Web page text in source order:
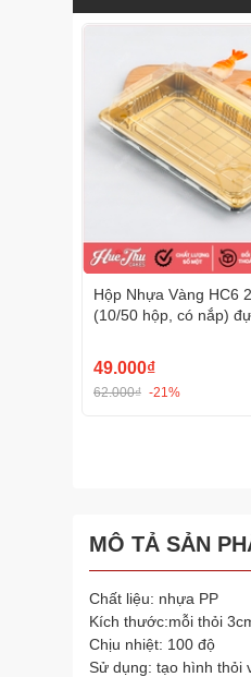
Hộp Nhựa Vàng HC6
(10/50 hộp, có nắp)
49.000₫
62.000₫ -21%
MÔ TẢ SẢN
Chất liệu: nhựa PP
Kích thước:mỗi thỏi
Chịu nhiệt: 100 độ
Sử dụng: tạo hình thỏi